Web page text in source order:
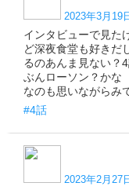
2023年3月19
インタビューで見
ど深夜食堂も好きだ
るのあんま見ない
ぶんローソン？かな
なのも思いながらみ
#4話
2023年2月27